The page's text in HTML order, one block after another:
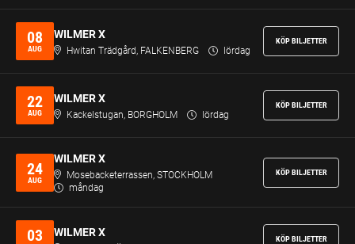
08
AUG
WILMER X
Hwitan Trädgård, FALKENBERG lördag
KÖP BILJETTER
22
AUG
WILMER X
Kackelstugan, BORGHOLM lördag
KÖP BILJETTER
24
AUG
WILMER X
Mosebacketerrassen, STOCKHOLM
måndag
KÖP BILJETTER
03 WILMER X
KÖP BILJETTER